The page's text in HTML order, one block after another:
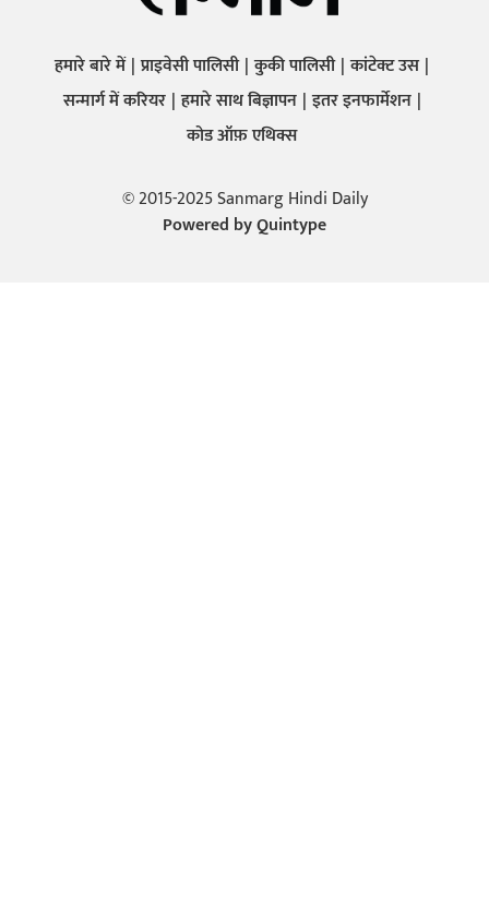
हमारे बारे में प्राइवेसी पालिसी कुकी पालिसी कांटेक्ट उस
सन्मार्ग में करियर हमारे साथ बिज्ञापन इतर इनफार्मेशन
कोड ऑफ़ एथिक्स
© 2015-2025 Sanmarg Hindi Daily
Powered byQuintype